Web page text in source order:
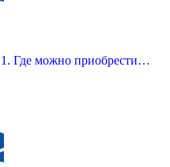
1. Где можно приобрести…